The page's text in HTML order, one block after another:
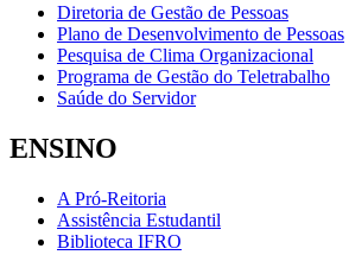
Diretoria de Gestão de Pessoas
Plano de Desenvolvimento de Pessoas
Pesquisa de Clima Organizacional
Programa de Gestão do Teletrabalho
Saúde do Servidor
ENSINO
A Pró-Reitoria
Assistência Estudantil
Biblioteca IFRO